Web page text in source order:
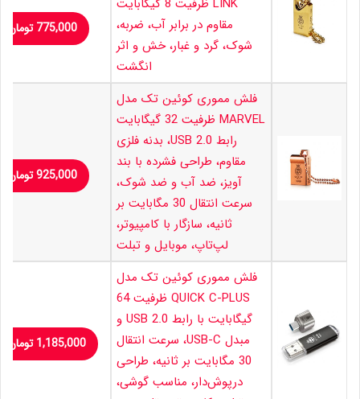
LINK ظرفیت 8 گیگابایت
مقاوم در برابر آب، ضربه،
شوک، گرد و غبار، خش و اثر
انگشت
775,000 تومان
فلش مموری کوئین تک مدل
MARVEL ظرفیت 32 گیگابایت
رابط USB 2.0، بدنه فلزی
مقاوم، طراحی فشرده با بند
آویز، ضد آب و ضد شوک،
سرعت انتقال 30 مگابایت بر
ثانیه، سازگار با کامپیوتر،
لپ‌تاپ، موبایل و تبلت
925,000تومان
فلش مموری کوئین تک مدل
QUICK C-PLUS ظرفیت 64
گیگابایت با رابط USB 2.0 و
مبدل USB-C، سرعت انتقال
30 مگابایت بر ثانیه، طراحی
درپوش‌دار، مناسب گوشی،
1,185,000 تومان